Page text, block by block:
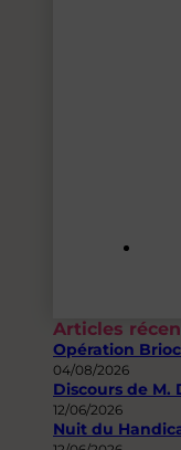
Articles
Opération
04/08/2026
Discours de M.
12/06/2026
Nuit du